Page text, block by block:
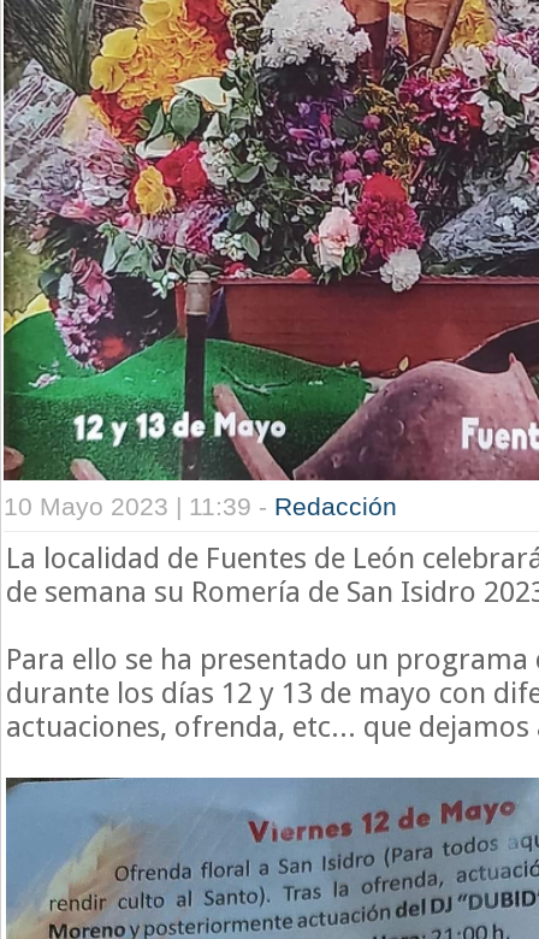
10 Mayo 2023 | 11:39 - Redacción
La localidad de Fuentes de León
de semana su Romería de San Isidro
Para ello se ha presentado un programa
durante los días 12 y 13 de mayo con
actuaciones, ofrenda, etc... que